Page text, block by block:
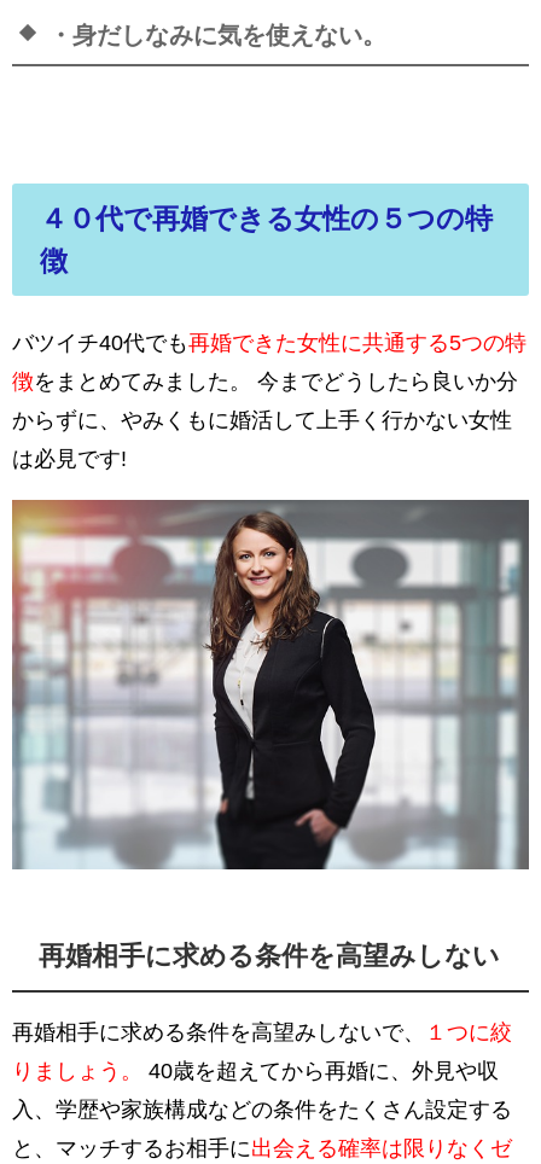
・身だしなみに気を使えない。
４０代で再婚できる女性の５つの特
徴
バツイチ40代でも再婚できた女性に共通する5つの特
徴をまとめてみました。 今までどうしたら良いか分
からずに、やみくもに婚活して上手く行かない女性
は必見です!
再婚相手に求める条件を高望みしない
再婚相手に求める条件を高望みしないで、
１つに絞
りましょう。
40歳を超えてから再婚に、外見や収
入、学歴や家族構成などの条件をたくさん設定する
と、マッチするお相手に出会える確率は限りなくゼ